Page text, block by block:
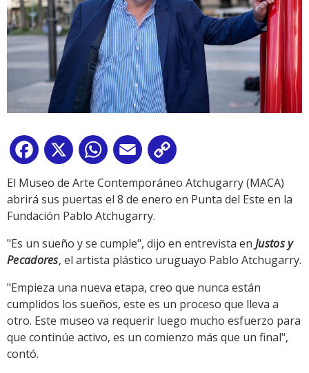
Facebook
X WhatsApp
Email
Link
El Museo de Arte Contemporáneo Atchugarry (MACA)
abrirá sus puertas el 8 de enero en Punta del Este en la
Fundación Pablo Atchugarry.
"Es un sueño y se cumple", dijo en entrevista en Justos y
Pecadores, el artista plástico uruguayo Pablo Atchugarry.
"Empieza una nueva etapa, creo que nunca están
cumplidos los sueños, este es un proceso que lleva a
otro. Este museo va requerir luego mucho esfuerzo para
que continúe activo, es un comienzo más que un final",
contó.